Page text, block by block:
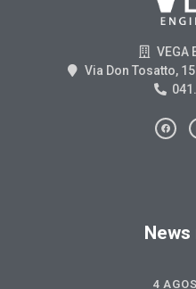
VEGA
Via Don Tosatto,
4